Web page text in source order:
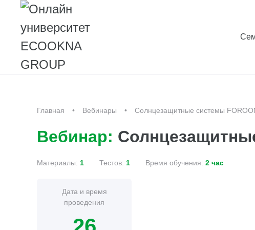
Главная Вебинары Солнцезащитные системы
Вебинар:
Материалы: 1 Тестов: 1 Время обучения: 2 час
Дата и время
проведения